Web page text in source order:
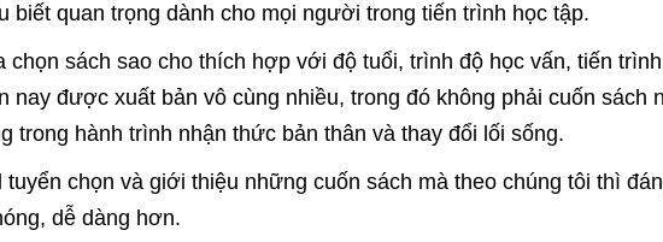
biết quan trọng dành cho mọi người trong tiến trình học tập.
chọn sách sao cho thích hợp với độ tuổi, trình độ học vấn, tiến
nay được xuất bản vô cùng nhiều, trong đó không phải cuốn
trong hành trình nhận thức bản thân và thay đổi lối sống.
tuyển chọn và giới thiệu những cuốn sách mà theo chúng tôi thì
dễ dàng hơn.